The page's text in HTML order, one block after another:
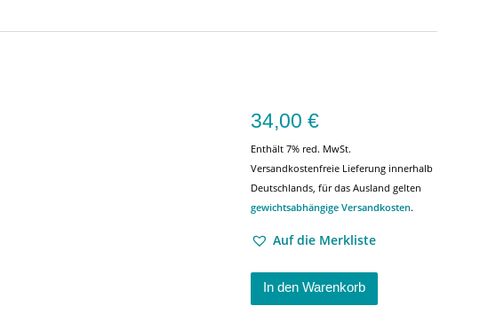
34,00 €
Enthält 7% red. MwSt.
Versandkostenfreie Lieferung innerhalb
Deutschlands, für das Ausland gelten
gewichtsabhängige Versandkosten.
Auf die Merkliste
In den Warenkorb